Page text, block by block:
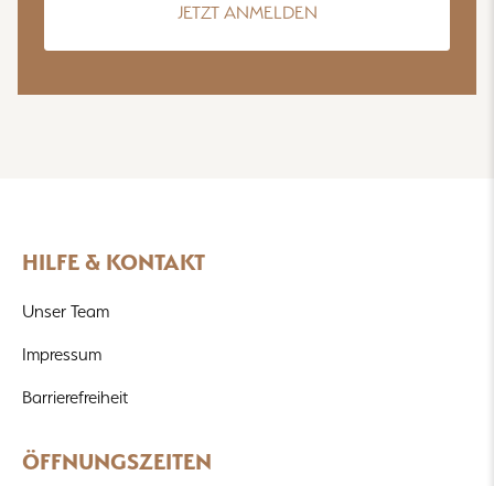
JETZT ANMELDEN
HILFE & KONTAKT
Unser Team
Impressum
Barrierefreiheit
ÖFFNUNGSZEITEN